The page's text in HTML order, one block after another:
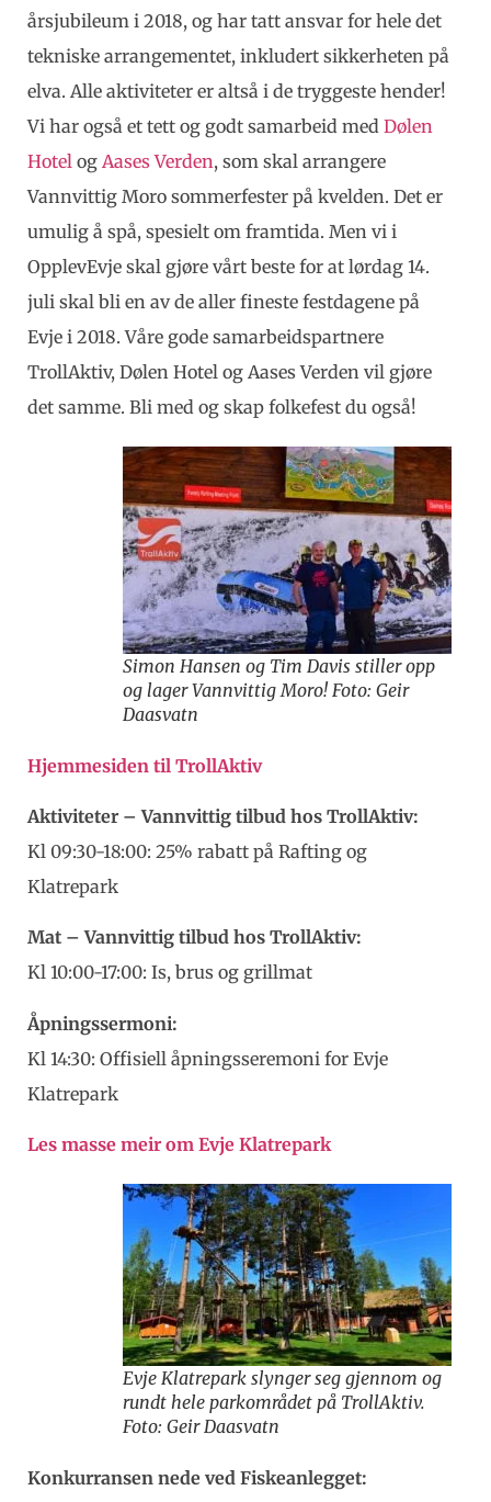
årsjubileum i 2018, og har tatt ansvar for hele det
tekniske arrangementet, inkludert sikkerheten på
elva. Alle aktiviteter er altså i de tryggeste hender!
Vi har også et tett og godt samarbeid med Dølen
Hotel og Aases Verden, som skal arrangere
Vannvittig Moro sommerfester på kvelden. Det er
umulig å spå, spesielt om framtida. Men vi i
OpplevEvje skal gjøre vårt beste for at lørdag 14.
juli skal bli en av de aller fineste festdagene på
Evje i 2018. Våre gode samarbeidspartnere
TrollAktiv, Dølen Hotel og Aases Verden vil gjøre
det samme. Bli med og skap folkefest du også!
Simon Hansen og Tim Davis stiller opp
og lager Vannvittig Moro! Foto: Geir
Daasvatn
Hjemmesiden til TrollAktiv
Aktiviteter – Vannvittig tilbud hos TrollAktiv:
Kl 09:30-18:00: 25% rabatt på Rafting og
Klatrepark
Mat – Vannvittig tilbud hos TrollAktiv:
Kl 10:00-17:00: Is, brus og grillmat
Åpningssermoni:
Kl 14:30: Offisiell åpningsseremoni for Evje
Klatrepark
Les masse meir om Evje Klatrepark
Evje Klatrepark slynger seg gjennom og
rundt hele parkområdet på TrollAktiv.
Foto: Geir Daasvatn
Konkurransen nede ved Fiskeanlegget: